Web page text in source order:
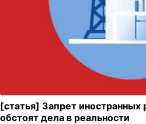
[статья] Запрет
обстоят дела в реальности